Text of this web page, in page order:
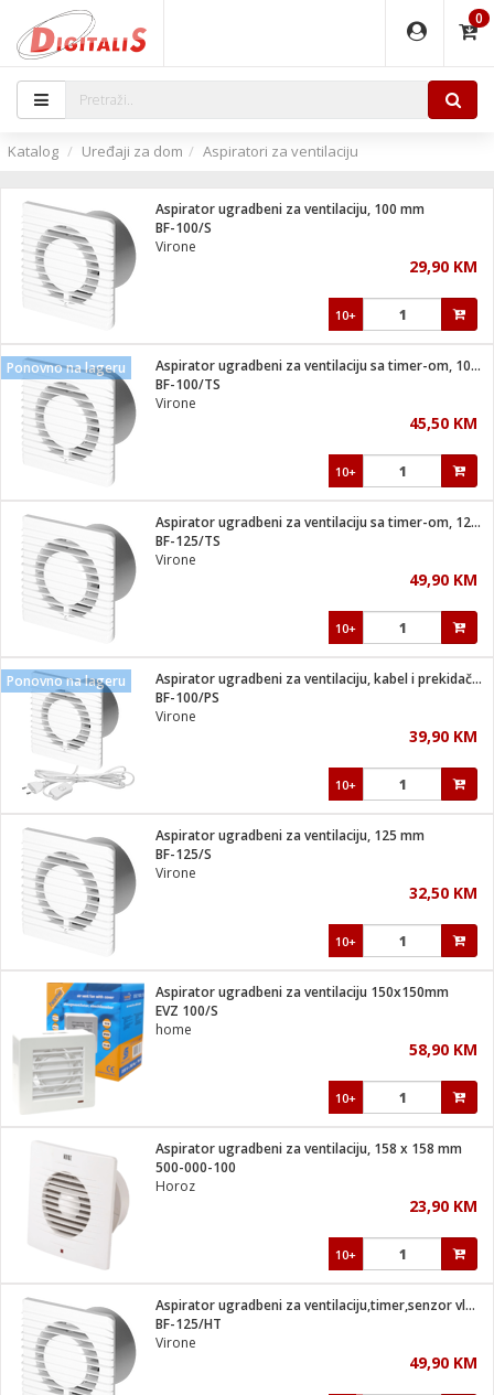
0
...
metar
aparati
mesa
kafu
ostalo
pribor
pribor
pribor
i pribor
program
pribor
/ G4
svjetla
grla
materijal
i kutije
i oprema
gorivo
- Analogija
- IP
kamere
brave
Katalog Uređaji za dom Aspiratori za ventilaciju
Aspirator ugradbeni za ventilaciju, 100 mm
BF-100/S
Virone
29,90 KM
10+
Ponovno na lageru
Aspirator ugradbeni za ventilaciju sa timer-om, 100 mm
BF-100/TS
Virone
45,50 KM
10+
Aspirator ugradbeni za ventilaciju sa timer-om, 125 mm
BF-125/TS
Virone
49,90 KM
10+
Ponovno na lageru
Aspirator ugradbeni za ventilaciju, kabel i prekidač, 100 mm
BF-100/PS
Virone
39,90 KM
10+
Aspirator ugradbeni za ventilaciju, 125 mm
BF-125/S
Virone
32,50 KM
10+
Aspirator ugradbeni za ventilaciju 150x150mm
EVZ 100/S
home
58,90 KM
10+
Aspirator ugradbeni za ventilaciju, 158 x 158 mm
500-000-100
Horoz
23,90 KM
10+
Aspirator ugradbeni za ventilaciju,timer,senzor vlage,125mm
BF-125/HT
Virone
49,90 KM